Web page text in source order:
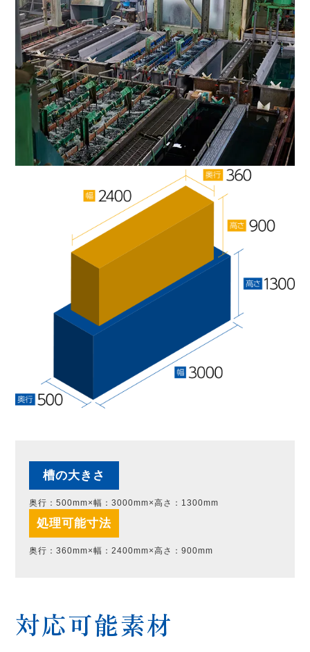
槽の大きさ
奥行：500mm×幅：3000mm×高さ：1300mm
処理可能寸法
奥行：360mm×幅：2400mm×高さ：900mm
対応可能素材